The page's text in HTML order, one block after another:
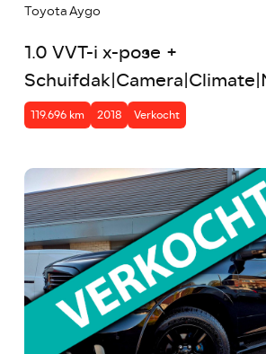
Toyota Aygo
1.0 VVT-i x-pose +
119.696 km 2018 Verkocht